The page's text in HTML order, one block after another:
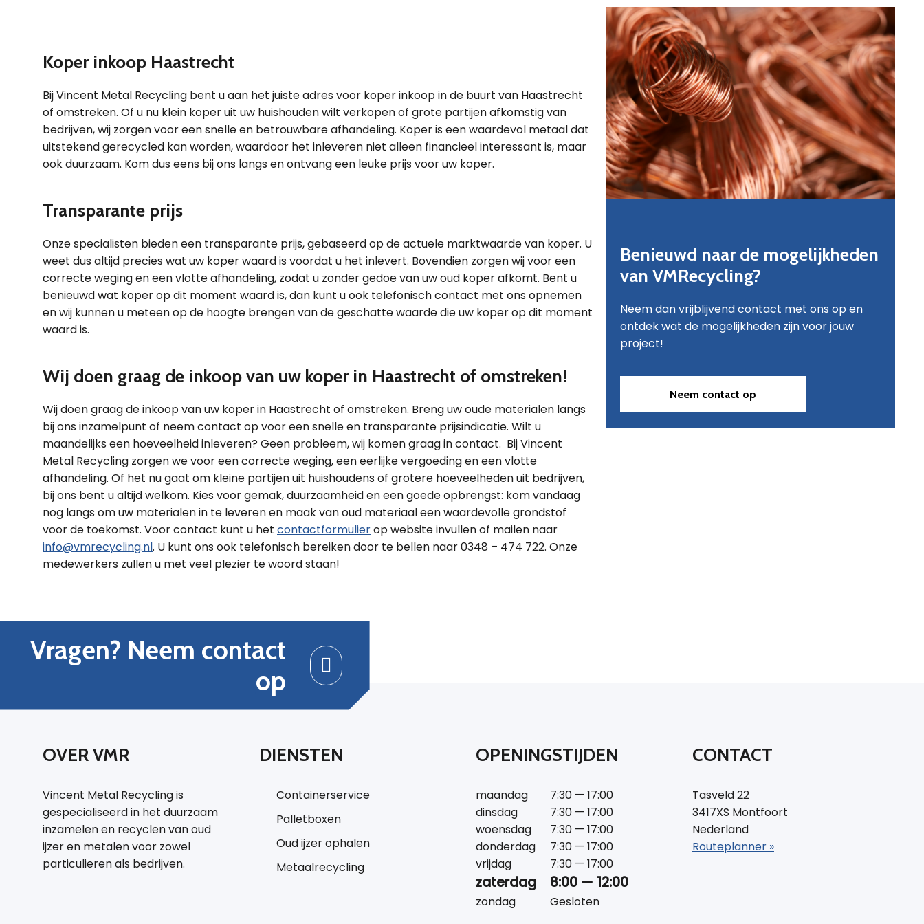
Koper inkoop Haastrecht
Bij Vincent Metal Recycling bent u aan het juiste adres voor koper inkoop in de buurt van Haastrecht
of omstreken. Of u nu klein koper uit uw huishouden wilt verkopen of grote partijen afkomstig van
bedrijven, wij zorgen voor een snelle en betrouwbare afhandeling. Koper is een waardevol metaal dat
uitstekend gerecycled kan worden, waardoor het inleveren niet alleen financieel interessant is, maar
ook duurzaam. Kom dus eens bij ons langs en ontvang een leuke prijs voor uw koper.
Transparante prijs
Onze specialisten bieden een transparante prijs, gebaseerd op de actuele marktwaarde van koper. U
weet dus altijd precies wat uw koper waard is voordat u het inlevert. Bovendien zorgen wij voor een
correcte weging en een vlotte afhandeling, zodat u zonder gedoe van uw oud koper afkomt. Bent u
benieuwd wat koper op dit moment waard is, dan kunt u ook telefonisch contact met ons opnemen
en wij kunnen u meteen op de hoogte brengen van de geschatte waarde die uw koper op dit moment
waard is.
Wij doen graag de inkoop van uw koper in Haastrecht of omstreken!
Wij doen graag de inkoop van uw koper in Haastrecht of omstreken. Breng uw oude materialen langs
bij ons inzamelpunt of neem contact op voor een snelle en transparante prijsindicatie. Wilt u
maandelijks een hoeveelheid inleveren? Geen probleem, wij komen graag in contact. Bij Vincent
Metal Recycling zorgen we voor een correcte weging, een eerlijke vergoeding en een vlotte
afhandeling. Of het nu gaat om kleine partijen uit huishoudens of grotere hoeveelheden uit bedrijven,
bij ons bent u altijd welkom. Kies voor gemak, duurzaamheid en een goede opbrengst: kom vandaag
nog langs om uw materialen in te leveren en maak van oud materiaal een waardevolle grondstof
voor de toekomst. Voor contact kunt u het contactformulierop website invullen of mailen naar
info@vmrecycling.nl. U kunt ons ook telefonisch bereiken door te bellen naar 0348 – 474 722. Onze
medewerkers zullen u met veel plezier te woord staan!
Benieuwd naar de mogelijkheden
van VMRecycling?
Neem dan vrijblijvend contact met ons op en
ontdek wat de mogelijkheden zijn voor jouw
project!
Neem contact op
Vragen? Neem contact
op
OVER VMR
Vincent Metal Recycling is
gespecialiseerd in het duurzaam
inzamelen en recyclen van oud
ijzer en metalen voor zowel
particulieren als bedrijven.
DIENSTEN
Containerservice
Palletboxen
Oud ijzer ophalen
Metaalrecycling
OPENINGSTIJDEN
maandag
7:30 — 17:00
dinsdag
7:30 — 17:00
woensdag
7:30 — 17:00
donderdag
7:30 — 17:00
vrijdag
7:30 — 17:00
zaterdag 8:00 — 12:00
zondag Gesloten
CONTACT
Tasveld 22
3417XS Montfoort
Nederland
Routeplanner »